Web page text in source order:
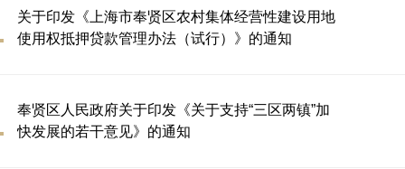
关于印发《上海市奉贤区农村集体经营性建设用地
使用权抵押贷款管理办法（试行）》的通知
奉贤区人民政府关于印发《关于支持“三区两镇”加
快发展的若干意见》的通知